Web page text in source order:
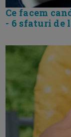
Ce facem
- 6 sfaturi de